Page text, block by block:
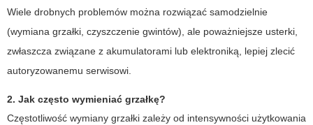
Wiele drobnych problemów można rozwiązać samodzielnie
(wymiana grzałki, czyszczenie gwintów), ale poważniejsze usterki,
zwłaszcza związane z akumulatorami lub elektroniką, lepiej zlecić
autoryzowanemu serwisowi.
2. Jak często wymieniać grzałkę?
Częstotliwość wymiany grzałki zależy od intensywności użytkowania